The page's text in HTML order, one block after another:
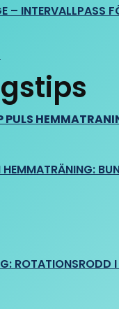
– INTERVALLPASS
ROTATIONSRODD